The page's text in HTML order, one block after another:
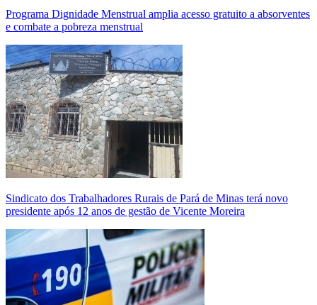
Programa Dignidade Menstrual amplia acesso gratuito a absorventes
e combate a pobreza menstrual
Sindicato dos Trabalhadores Rurais de Pará de Minas terá novo
presidente após 12 anos de gestão de Vicente Moreira